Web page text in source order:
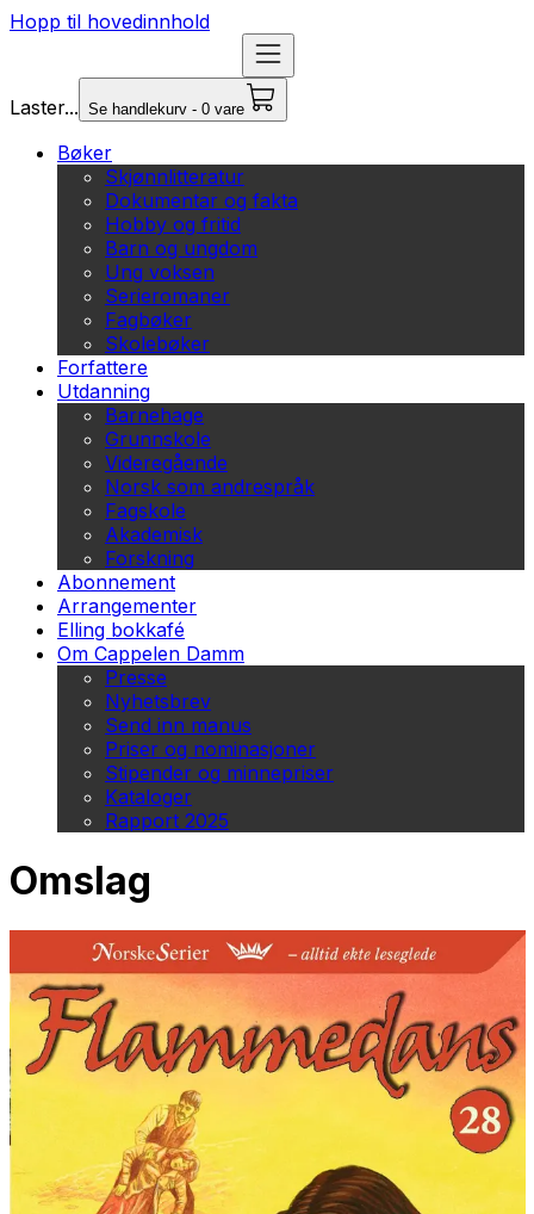
Hopp til hovedinnhold
Laster... Se handlekurv - 0 vare
Bøker
Skjønnlitteratur
Dokumentar og fakta
Hobby og fritid
Barn og ungdom
Ung voksen
Serieromaner
Fagbøker
Skolebøker
Forfattere
Utdanning
Barnehage
Grunnskole
Videregående
Norsk som andrespråk
Fagskole
Akademisk
Forskning
Abonnement
Arrangementer
Elling bokkafé
Om Cappelen Damm
Presse
Nyhetsbrev
Send inn manus
Priser og nominasjoner
Stipender og minnepriser
Kataloger
Rapport 2025
Omslag